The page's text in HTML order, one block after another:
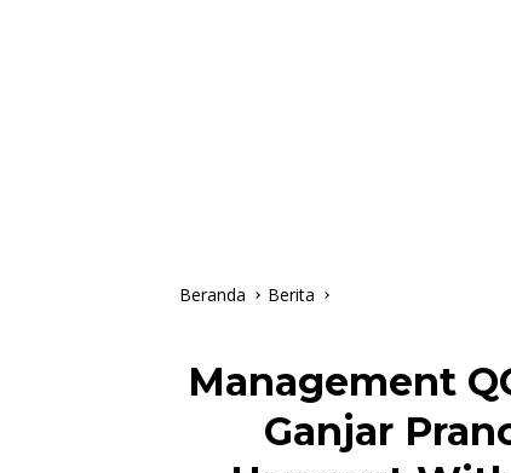
Beranda Berita
Management
Ganjar